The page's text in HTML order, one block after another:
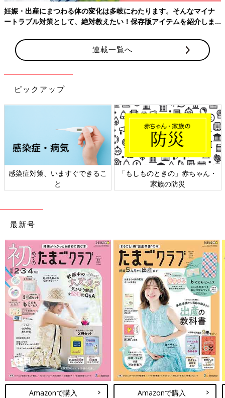
・
吐きけ止め
・浣腸薬の入れ方と保管方法
・ 浣腸薬便秘薬の種類
点眼薬のさし方と保管方法
・
点耳薬のさし方と保管方法
・点耳薬の種類
生後1歳～ 赤ちゃんの発育発達、生活とお世話のポイント、親
妊娠・出産にまつわる体の変化は多岐にわたります。そんなマイナ
ートラブル対策として、絶対教えたい！保存版アイテムを紹介しま
連載一覧へ
ピックアップ
感染症対策、いますぐできるこ
と
「もしものときの」赤ちゃん・
家族の防災
最新号
Amazonで購入 Amazonで購入